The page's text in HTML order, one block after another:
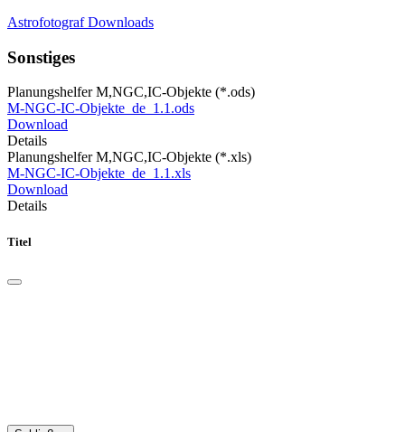
Astrofotograf Downloads
Sonstiges
Planungshelfer M,NGC,IC-Objekte (*.ods)
M-NGC-IC-Objekte_de_1.1.ods
Download
Details
Planungshelfer M,NGC,IC-Objekte (*.xls)
M-NGC-IC-Objekte_de_1.1.xls
Download
Details
Titel